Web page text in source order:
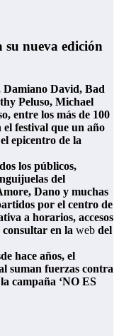
nueva edición
David, Bad
Peluso, Michael
entre los más de 100
festival que un año
epicentro de la
los públicos,
del
Dano y muchas
por el centro de
a horarios, accesos
consultar en la web del
hace años, el
suman fuerzas contra
campaña ‘NO ES